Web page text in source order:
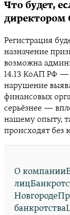
Что будет,
директором
Регистрация
назначение
возможна
14.13 КоАП РФ —
нарушение
финансовых
серьёзнее —
нашему опыту,
происходят без
О компании
лиц
Новгороде
банкротства